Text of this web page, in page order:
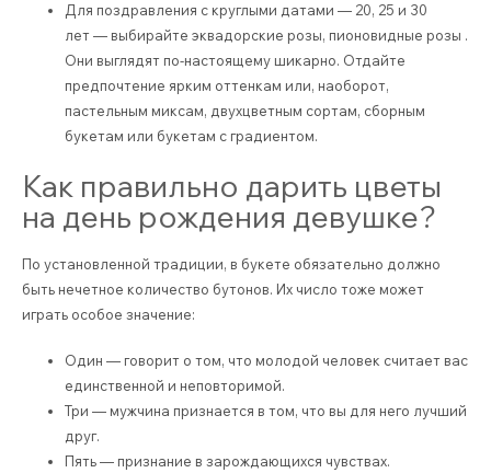
Для поздравления с круглыми датами — 20, 25 и 30
лет — выбирайте эквадорские розы, пионовидные розы .
Они выглядят по-настоящему шикарно. Отдайте
предпочтение ярким оттенкам или, наоборот,
пастельным миксам, двухцветным сортам, сборным
букетам или букетам с градиентом.
Как правильно дарить цветы
на день рождения девушке?
По установленной традиции, в букете обязательно должно
быть нечетное количество бутонов. Их число тоже может
играть особое значение:
Один — говорит о том, что молодой человек считает вас
единственной и неповторимой.
Три — мужчина признается в том, что вы для него лучший
друг.
Пять — признание в зарождающихся чувствах.